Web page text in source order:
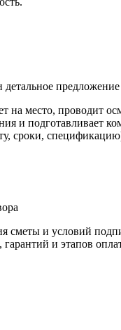
детальное предложение
на место, проводит
и подготавливает
сроки,
сметы и условий
гарантий и этапов